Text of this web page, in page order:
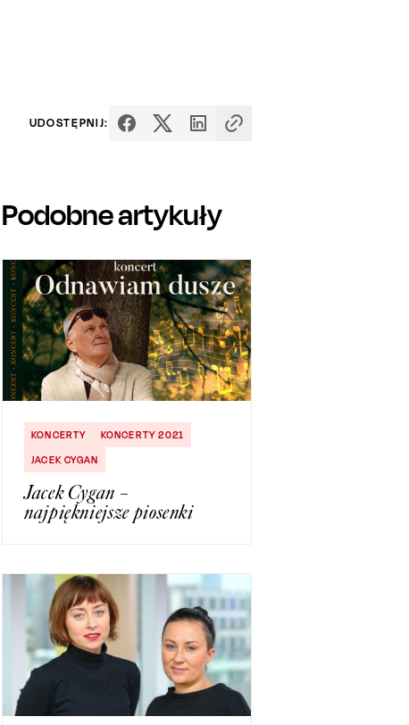
UDOSTĘPNIJ:
Podobne artykuły
KONCERTY
KONCERTY 2021
JACEK CYGAN
Jacek Cygan –
najpiękniejsze piosenki